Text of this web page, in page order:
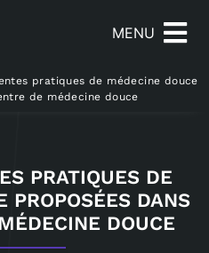
MENU
pratiques de médecine douce
de médecine douce
PRATIQUES DE
PROPOSÉES DANS
DOUCE